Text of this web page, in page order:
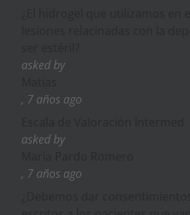
asked by
, 7 años ago
asked by
, 7 años ago